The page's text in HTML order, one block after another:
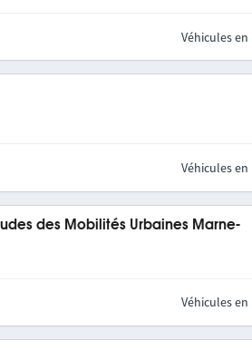
Véhicules
Véhicules
des Mobilités Urbaines Marne-
Véhicules